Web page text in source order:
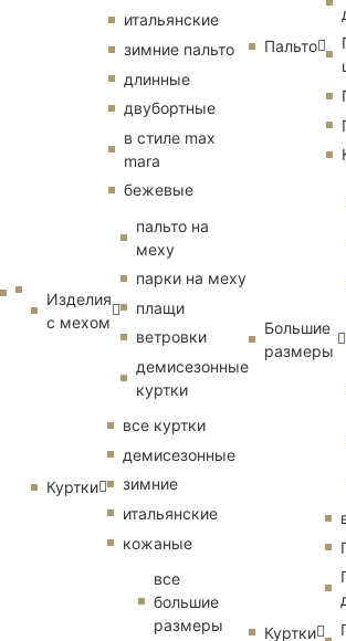
итальянские
зимние пальто
длинные
двубортные
в стиле max
mara
бежевые
Изделия
с мехом
пальто на
меху
парки на меху
плащи
ветровки
демисезонные
куртки
Куртки
все куртки
демисезонные
зимние
итальянские
кожаные
все
большие
размеры
Пальто
Большие
размеры
Куртки